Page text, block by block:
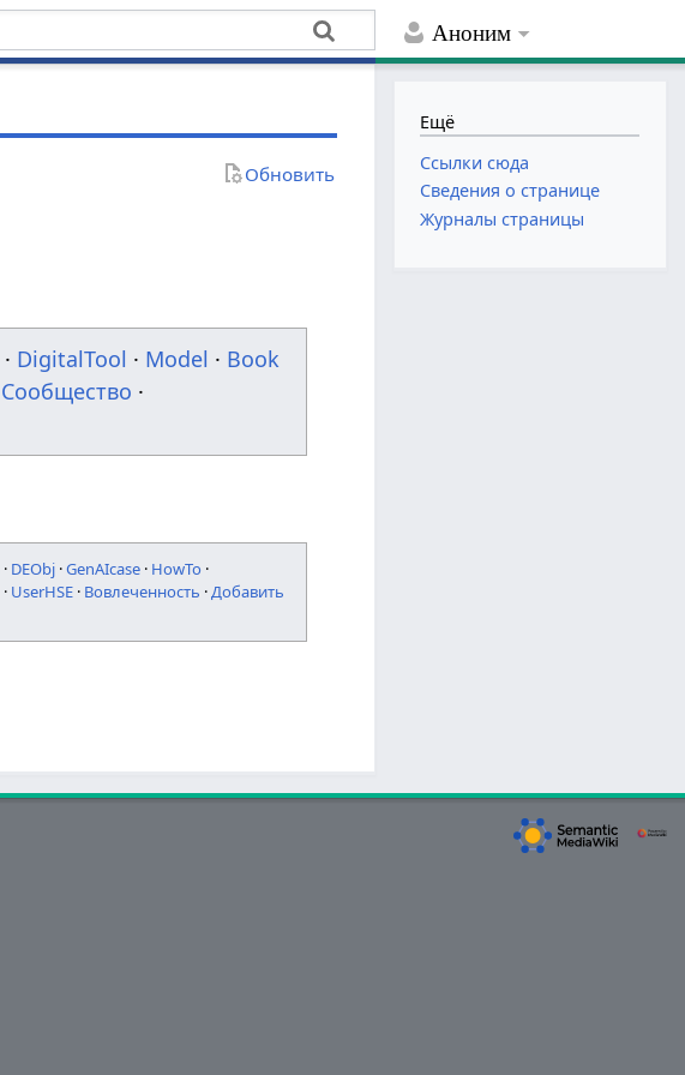
Аноним
Обновить
· DigitalTool · Model · Book
Сообщество ·
· DEObj ·GenAIcase · HowTo ·
· UserHSE · Вовлеченность ·Добавить
Ещё
Ссылки сюда
Сведения о странице
Журналы страницы